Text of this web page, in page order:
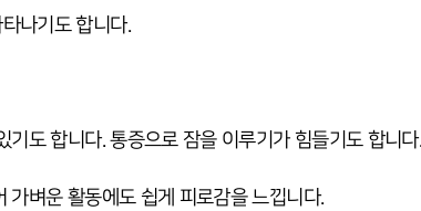
나기도 합니다.
도 합니다. 통증으로 잠을 이루기가 힘들기도 합니다.
벼운 활동에도 쉽게 피로감을 느낍니다.